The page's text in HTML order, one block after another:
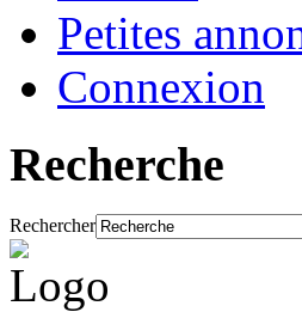
Petites
Connexion
Recherche
Rechercher